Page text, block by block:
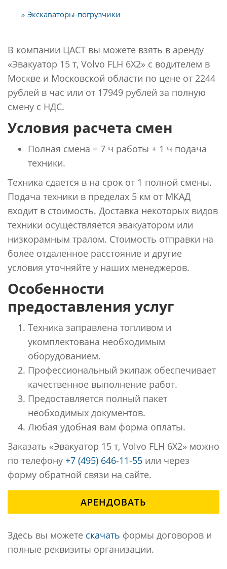
Экскаваторы-погрузчики
В компании ЦАСТ вы можете взять в аренду
«Эвакуатор 15 т, Volvo FLH 6Х2» с водителем в
Москве и Московской области по цене от 2244
рублей в час или от 17949 рублей за полную
смену с НДС.
Условия расчета смен
Полная смена = 7 ч работы + 1 ч подача
техники.
Техника сдается в на срок от 1 полной смены.
Подача техники в пределах 5 км от МКАД
входит в стоимость. Доставка некоторых видов
техники осуществляется эвакуатором или
низкорамным тралом. Стоимость отправки на
более отдаленное расстояние и другие
условия уточняйте у наших менеджеров.
Особенности
предоставления услуг
Техника заправлена топливом и
укомплектована необходимым
оборудованием.
Профессиональный экипаж обеспечивает
качественное выполнение работ.
Предоставляется полный пакет
необходимых документов.
Любая удобная вам форма оплаты.
Заказать «Эвакуатор 15 т, Volvo FLH 6Х2» можно
по телефону +7 (495) 646-11-55 или через
форму обратной связи на сайте.
АРЕНДОВАТЬ
Здесь вы можете скачать формы договоров и
полные реквизиты организации.